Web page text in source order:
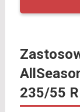
235/55